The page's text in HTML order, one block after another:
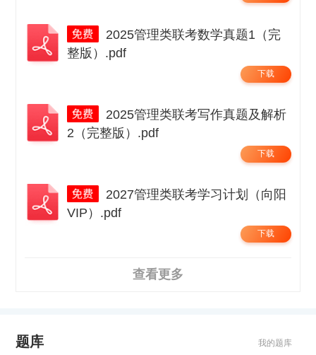
整版）.pdf
下载
2（完整版）.pdf
下载
VIP）.pdf
下载
查看更多
题库 我的题库